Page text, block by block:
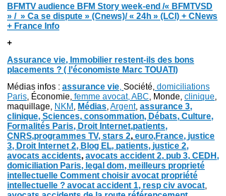
BFMTV audience BFM Story week-end /« BFMTVSD
» / » Ca se dispute » (Cnews)/ « 24h » (LCI) + CNews
+ France Info
+
Assurance vie, Immobilier restent-ils des bons
placements ? ( l’économiste Marc TOUATI)
Médias infos : assurance vie Société, domiciliations
Paris , Économie, femme avocat, ABC , Monde, clinique
maquillage, NKM Médias Argent, assurance 3,
clinique, Sciences, consommation, Débats, Culture,
Formalités Paris, Droit Internet,patients,
CNRS,programmes TV, stars 2, euro,France, justice
3, Droit Internet 2, Blog EL, patients, justice 2,
avocats accidents, avocats accident 2, pub 3, CEDH,
domiciliation Paris, legal dom, meilleurs proprieté
intellectuelle Comment choisir avocat propriété
intellectuelle ? avocat accident 1, resp civ avocat